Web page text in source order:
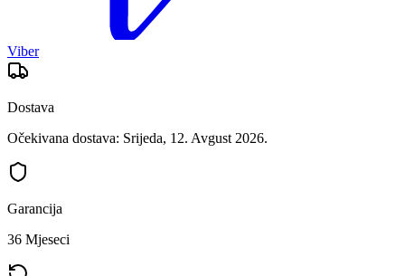
Viber
Dostava
Očekivana dostava: Srijeda, 12. Avgust 2026.
Garancija
36 Mjeseci